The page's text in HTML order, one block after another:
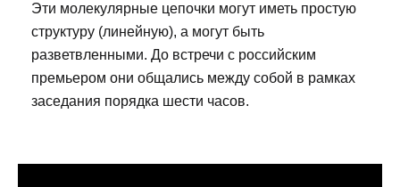
Эти молекулярные цепочки могут иметь простую
структуру (линейную), а могут быть
разветвленными. До встречи с российским
премьером они общались между собой в рамках
заседания порядка шести часов.